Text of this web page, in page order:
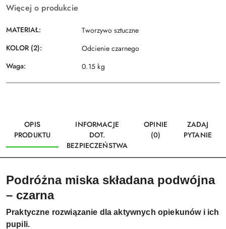
Więcej o produkcie
MATERIAŁ:
Tworzywo sztuczne
KOLOR (2):
Odcienie czarnego
Waga:
0.15 kg
OPIS
PRODUKTU
INFORMACJE
DOT.
BEZPIECZEŃSTWA
OPINIE
(0)
ZADAJ
PYTANIE
Podróżna miska składana podwójna
– czarna
Praktyczne rozwiązanie dla aktywnych opiekunów i ich
pupili.